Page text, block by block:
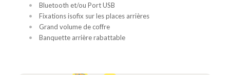
Bluetooth et/ou Port USB
Fixations isofix sur les places arrières
Grand volume de coffre
Banquette arrière rabattable